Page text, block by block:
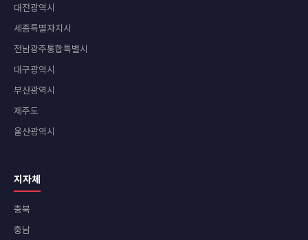
대전광역시
세종특별자치시
전남광주통합특별시
대구광역시
부산광역시
제주도
울산광역시
지자체
충북
충남